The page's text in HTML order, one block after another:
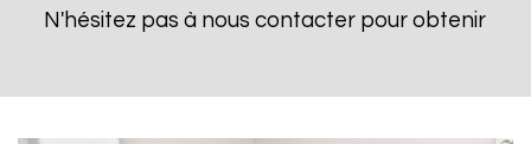
N'hésitez pas à nous contacter pour obtenir